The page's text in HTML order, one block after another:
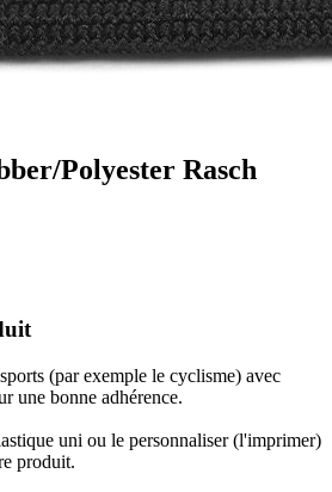
Polyester Rasch
(par exemple le cyclisme) avec
une bonne adhérence.
uni ou le personnaliser (l'imprimer)
produit.